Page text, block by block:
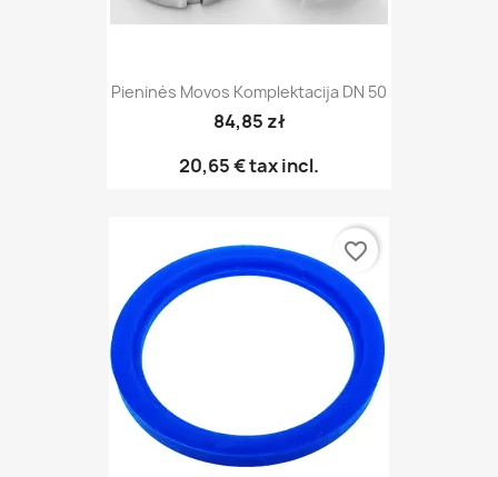
Pieninės Movos Komplektacija DN 50
84,85 zł
20,65 €tax incl.
favorite_border